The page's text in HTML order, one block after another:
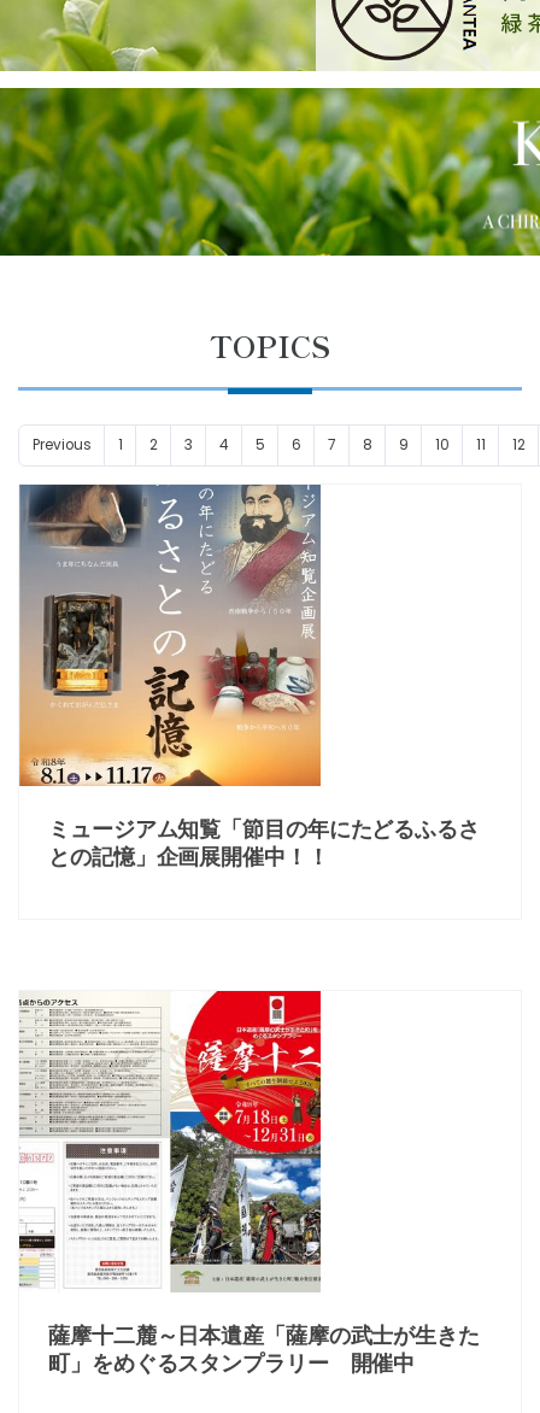
TOPICS
Previous 1 2 3 4 5 6 7 8 9 10 11 12
ミュージアム知覧「節目の年にたどるふるさ
との記憶」企画展開催中！！
薩摩十二麓～日本遺産「薩摩の武士が生きた
町」をめぐるスタンプラリー 開催中